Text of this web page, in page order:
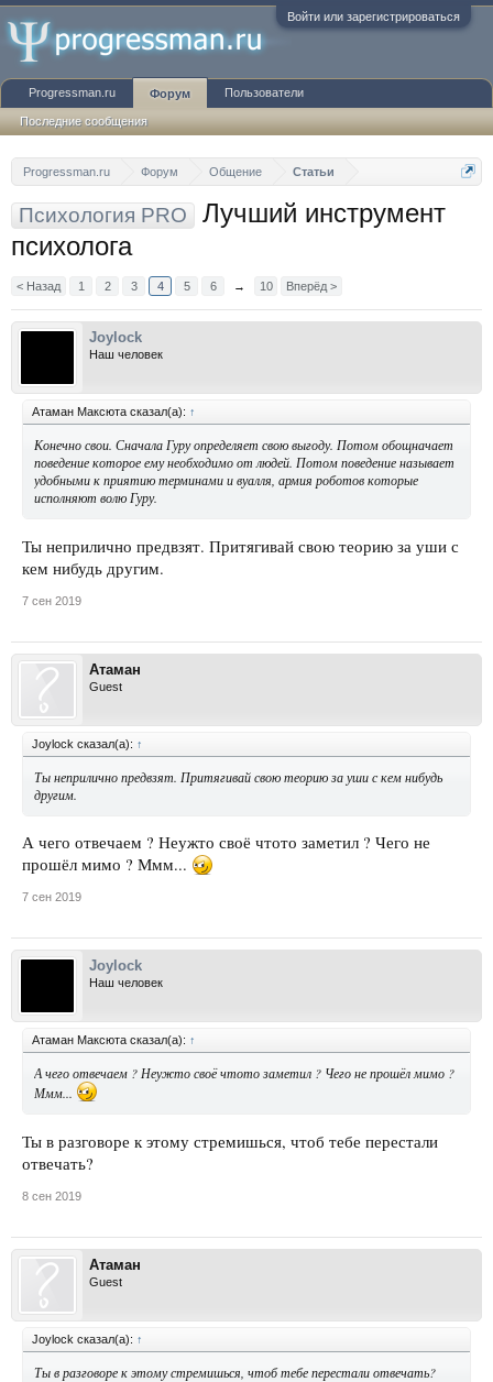
Войти или зарегистрироваться
Progressman.ru Форум Общение Статьи
Психология PRO
Лучший инструмент
психолога
< Назад 1 2 3 4 5 6 → 10 Вперёд >
Joylock
Наш человек
Атаман Максюта сказал(а): ↑
Конечно свои. Сначала Гуру определяет свою выгоду. Потом обощначает
поведение которое ему необходимо от людей. Потом поведение называет
удобными к приятию терминами и вуалля, армия роботов которые
исполняют волю Гуру.
Ты неприлично предвзят. Притягивай свою теорию за уши с
кем нибудь другим.
7 сен 2019
Атаман
Guest
Joylock сказал(а): ↑
Ты неприлично предвзят. Притягивай свою теорию за уши с кем нибудь
другим.
А чего отвечаем ? Неужто своё чтото заметил ? Чего не
прошёл мимо ? Ммм...
7 сен 2019
Joylock
Наш человек
Атаман Максюта сказал(а): ↑
А чего отвечаем ? Неужто своё чтото заметил ? Чего не прошёл мимо ?
Ммм...
Ты в разговоре к этому стремишься, чтоб тебе перестали
отвечать?
8 сен 2019
Атаман
Guest
Joylock сказал(а): ↑
Ты в разговоре к этому стремишься, чтоб тебе перестали отвечать?
Progressman.ru Форум
Последние сообщения
Пользователи